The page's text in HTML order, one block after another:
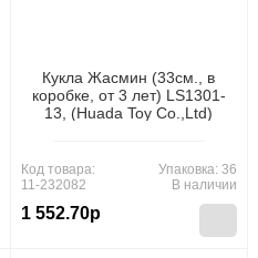
Кукла Жасмин (33см., в
коробке, от 3 лет) LS1301-
13, (Huada Toy Co.,Ltd)
Код товара:
11-232082
1 552.70р
Упаковка: 36
В наличии